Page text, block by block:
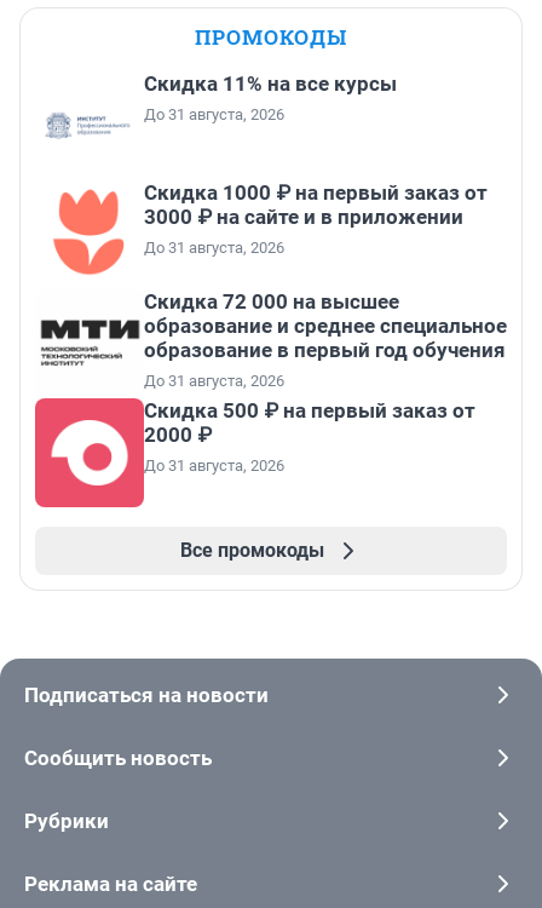
ПРОМОКОДЫ
Скидка 11% на все курсы
До 31 августа, 2026
Скидка 1000 ₽ на первый заказ от
3000 ₽ на сайте и в приложении
До 31 августа, 2026
Скидка 72 000 на высшее
образование и среднее специальное
образование в первый год обучения
До 31 августа, 2026
Скидка 500 ₽ на первый заказ от
2000 ₽
До 31 августа, 2026
Все промокоды
Подписаться на новости
Сообщить новость
Рубрики
Реклама на сайте